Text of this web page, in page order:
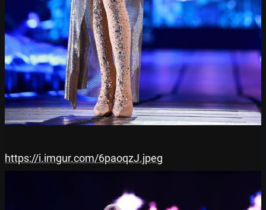
https://i.imgur.com/6paoqzJ.jpeg